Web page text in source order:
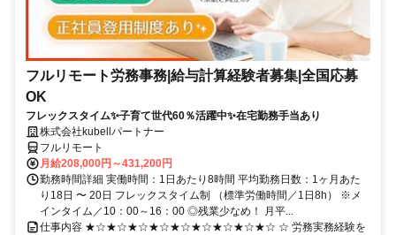
フルリモート労務事務|給与計算経験者募集|全国応募
OK
フレックスタイム✨子育て世代60％活躍中✨在宅勤務手当あり
株式会社kubellパートナー
フルリモート
月給208,000円～431,200円
勤務時間詳細 実働時間：1日あたり8時間 平均勤務日数：1ヶ月あた
り18日 〜 20日 フレックスタイム制 （標準労働時間／1日8h） ※メ
インタイム／10：00～16：00 ◎残業少なめ！ 月平...
仕事内容 ★☆★☆★☆★☆★☆★☆★☆★☆★☆ ☆ 労務実務経験を